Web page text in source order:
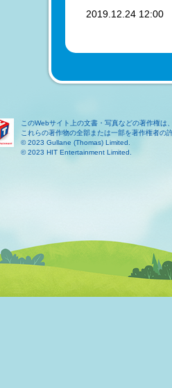
2019.12.24
このWebサイト上の文書・写真などの著作権
これらの著作物の全部または一部を著作権者の
© 2023 Gullane (Thomas) Limited.
© 2023 HIT Entertainment Limited.